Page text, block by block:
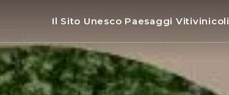
Il Sito Unesco Paesaggi Vitivinicoli